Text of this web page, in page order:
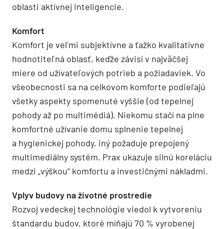
oblasti aktívnej inteligencie.
Komfort
Komfort je veľmi subjektívne a ťažko kvalitatívne
hodnotiteľná oblasť, keďže závisí v najväčšej
miere od užívateľových potrieb a požiadaviek. Vo
všeobecnosti sa na celkovom komforte podieľajú
všetky aspekty spomenuté vyššie (od tepelnej
pohody až po multimédiá). Niekomu stačí na plne
komfortné užívanie domu splnenie tepelnej
a hygienickej pohody, iný požaduje prepojený
multimediálny systém. Prax ukazuje silnú koreláciu
medzi „výškou“ komfortu a investičnými nákladmi.
Vplyv budovy na životné prostredie
Rozvoj vedeckej technológie viedol k vytvoreniu
štandardu budov, ktoré míňajú 70 % vyrobenej